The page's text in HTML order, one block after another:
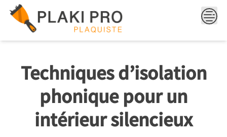
content
Techniques d’isolation
phonique pour un
intérieur silencieux